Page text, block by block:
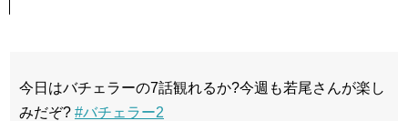
今日はバチェラーの7話観れるか?今週も若尾さんが楽し
みだぞ? #バチェラー2